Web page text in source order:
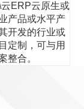
ERP云原生或
产品或水平产
开发的行业或
定制，可与用
整合。